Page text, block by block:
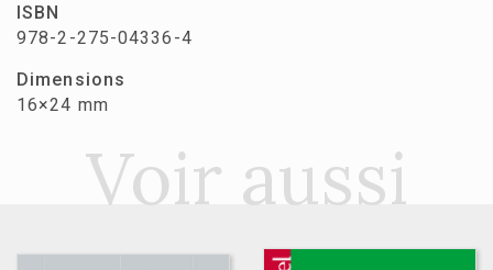
ISBN
978-2-275-04336-4
Dimensions
16×24 mm
Voir aussi